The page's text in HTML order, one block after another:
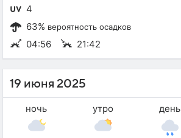
4
63% вероятность осадков
04:56 21:42
19 июня 2025
ночь утро день